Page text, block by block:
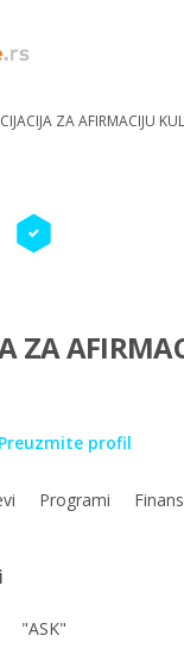
ZA AFIRMACIJU
ZA
Programi
Preuzmite profil
"ASK"